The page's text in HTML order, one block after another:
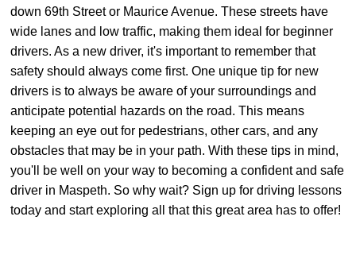
down 69th Street or Maurice Avenue. These streets have
wide lanes and low traffic, making them ideal for beginner
drivers. As a new driver, it's important to remember that
safety should always come first. One unique tip for new
drivers is to always be aware of your surroundings and
anticipate potential hazards on the road. This means
keeping an eye out for pedestrians, other cars, and any
obstacles that may be in your path. With these tips in mind,
you'll be well on your way to becoming a confident and safe
driver in Maspeth. So why wait? Sign up for driving lessons
today and start exploring all that this great area has to offer!